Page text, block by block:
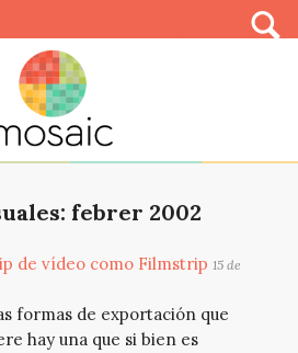
febrer 2002
de vídeo como Filmstrip 15 de
formas de exportación que
hay una que si bien es